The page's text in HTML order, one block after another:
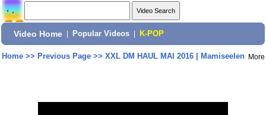
Video Home Popular Videos K-POP
Home>> Previous Page>> XXL DM HAUL MAI 2016 | Mamiseelen More